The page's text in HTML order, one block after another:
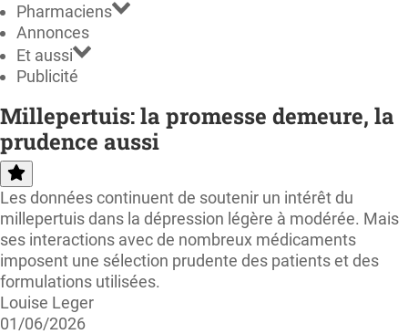
Pharmaciens
Annonces
Et aussi
Publicité
Millepertuis: la promesse demeure, la
prudence aussi
Les données continuent de soutenir un intérêt du
millepertuis dans la dépression légère à modérée. Mais
ses interactions avec de nombreux médicaments
imposent une sélection prudente des patients et des
formulations utilisées.
Louise Leger
01/06/2026